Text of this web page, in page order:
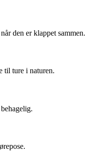
den er klappet sammen.
til ture i naturen.